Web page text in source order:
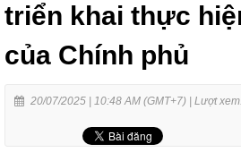
triển khai thực
của Chính phủ
20/07/2025 | 10:48 AM (GMT+7) | Lượt